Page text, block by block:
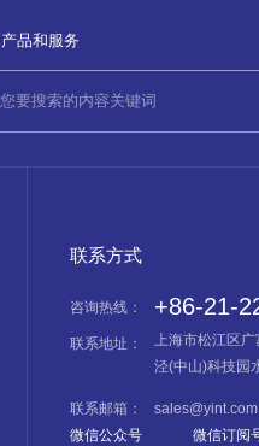
品和服务
联系方式
咨询热线： +86-21-
联系地址：
上海市松江区
泾(中山)科技园
联系邮箱：
微信公众号
微信订阅